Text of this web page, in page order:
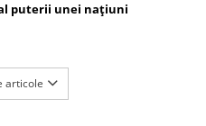
puterii unei națiuni
articole